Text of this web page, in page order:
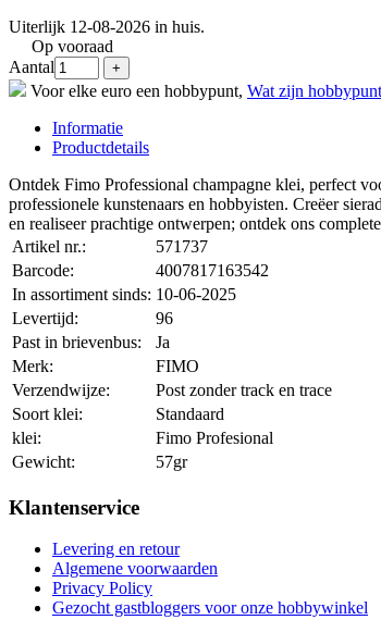
Uiterlijk 12-08-2026 in huis.
Op vooraad
Aantal
Voor elke euro een hobbypunt, Wat zijn
Informatie
Productdetails
Ontdek Fimo Professional champagne klei, perfect
professionele kunstenaars en hobbyisten. Creëer
en realiseer prachtige ontwerpen; ontdek ons
Artikel nr.:
571737
Barcode:
4007817163542
In assortiment sinds: 10-06-2025
Levertijd:
96
Past in brievenbus:
Ja
Merk:
FIMO
Verzendwijze:
Post zonder track en trace
Soort klei:
Standaard
klei:
Fimo Profesional
Gewicht:
57gr
Klantenservice
Levering en retour
Algemene voorwaarden
Privacy Policy
Gezocht gastbloggers voor onze hobbywinkel